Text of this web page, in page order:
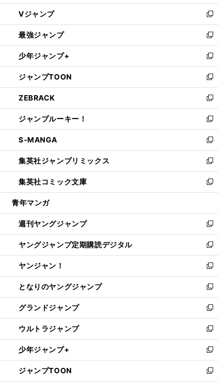
ウ
ィ
ン
ド
ウ
で
開
く
し
い
ウ
ィ
ン
ド
ウ
で
開
く
Vジャンプ
新
し
い
ウ
ィ
ン
ド
ウ
で
開
く
最強ジャンプ
新
し
い
ウ
ィ
ン
ド
ウ
で
開
く
少年ジャンプ+
新
し
い
ウ
ィ
ン
ド
ウ
で
開
く
ジャンプTOON
新
し
い
ウ
ィ
ン
ド
ウ
で
開
く
ZEBRACK
新
し
い
ウ
ィ
ン
ド
ウ
で
開
ジャンプルーキー！
新
し
い
ウ
ィ
ン
ド
ウ
開
く
S-MANGA
新
し
い
ウ
ィ
ン
ウ
で
開
く
集英社ジャンプリミックス
新
し
い
ウ
ン
ド
ウ
で
開
く
集英社コミック文庫
新
し
ウ
ィ
ン
ド
ウ
で
開
く
青年マンガ
週刊ヤングジャンプ
新
し
い
ウ
ィ
ン
ド
ウ
で
開
く
ヤングジャンプ定期購読デジタル
新
し
い
ウ
ィ
ン
ド
ウ
で
開
く
ヤンジャン！
新
し
い
ウ
ィ
ン
ド
ウ
で
開
く
となりのヤングジャンプ
新
し
い
ウ
ィ
ン
ド
ウ
で
開
グランドジャンプ
新
し
い
ウ
ィ
ン
ド
ウルトラジャンプ
新
し
い
ウ
ィ
少年ジャンプ+
新
し
い
ジャンプTOON
新